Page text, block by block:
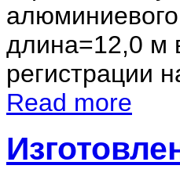
длина=12,0 м
регистрации
Read more